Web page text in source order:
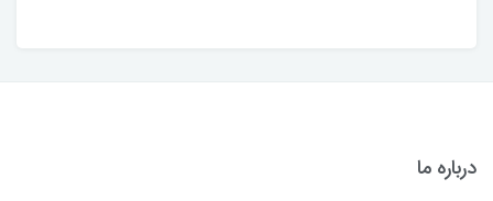
درباره ما